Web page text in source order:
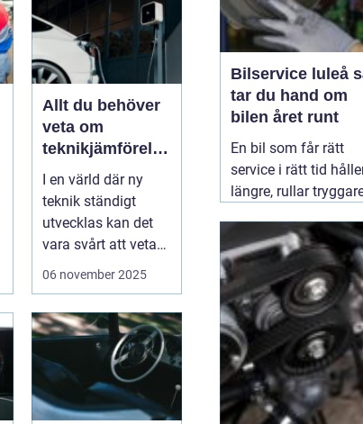
Allt du behöver
veta om
teknikjämförelse
r
I en värld där ny
teknik ständigt
utvecklas kan det
vara svårt att veta
vad som...
06 november 2025
Bilservice luleå så
tar du hand om
bilen året runt
En bil som får rätt
service i rätt tid
längre, rullar
I ett klimat som
med kalla vintrar,
växlande väglag och
saltade vägar, ställs
extra höga krav på
bil och ägare. Den
07 mars 2026